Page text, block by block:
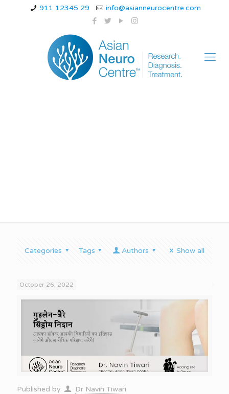
911 12345 29 info@asianneurocentre.com
Categories Tags Authors Show all
October 26, 2022
Published by Dr Navin Tiwari